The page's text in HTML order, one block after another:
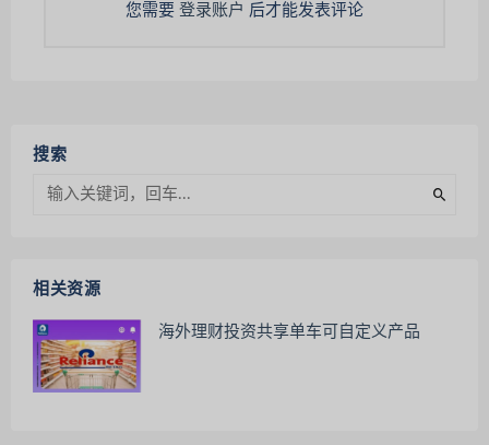
您需要 登录账户 后才能发表评论
搜索
相关资源
海外理财投资共享单车可自定义产品